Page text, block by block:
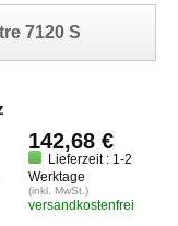
7120 S
142,68 €
Lieferzeit : 1-2
Werktage
(inkl. MwSt.)
versandkostenfrei